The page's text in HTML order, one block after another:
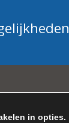
voorwaarden
in opties.